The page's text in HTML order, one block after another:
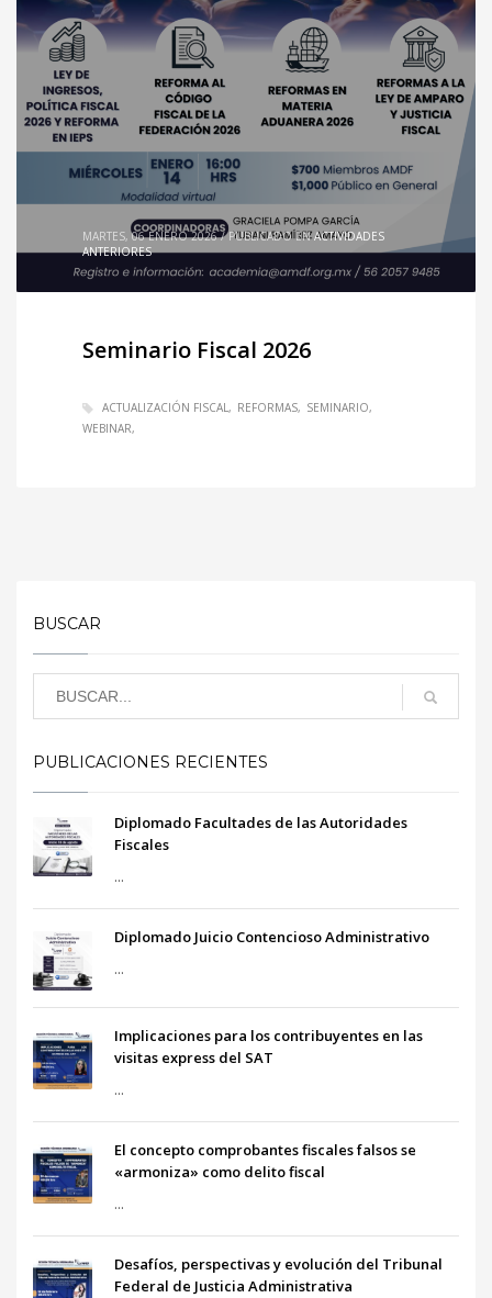
MARTES, 06 ENERO 2026 / PUBLICADO EN ACTIVIDADES
ANTERIORES
Seminario Fiscal 2026
ACTUALIZACIÓN FISCAL REFORMAS
SEMINARIO
WEBINAR
BUSCAR
PUBLICACIONES RECIENTES
Diplomado Facultades de las Autoridades
Fiscales
...
Diplomado Juicio Contencioso Administrativo
...
Implicaciones para los contribuyentes en las
visitas express del SAT
...
El concepto comprobantes fiscales falsos se
«armoniza» como delito fiscal
...
Desafíos, perspectivas y evolución del Tribunal
Federal de Justicia Administrativa